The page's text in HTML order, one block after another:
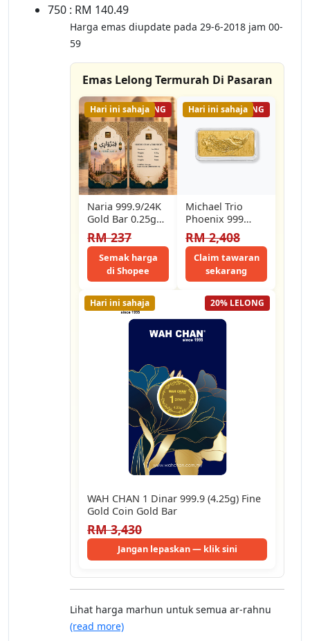
750 : RM 140.49
Harga emas diupdate pada 29-6-2018 jam 00-
59
Emas Lelong Termurah Di Pasaran
57% LELONG
Hari ini sahaja
Naria 999.9/24K
Gold Bar 0.25gm
Februari Jawi
Design Islamic
Calendar
Collection
Pelaburan…
RM 237
Semak harga
di Shopee
16% LELONG
Hari ini sahaja
Michael Trio
Phoenix 999
Pure Gold Bar
(2g)
RM 2,408
Claim tawaran
sekarang
20% LELONG
Hari ini sahaja
WAH CHAN 1 Dinar 999.9 (4.25g) Fine
Gold Coin Gold Bar
RM 3,430
Jangan lepaskan — klik sini
Lihat harga marhun untuk semua ar-rahnu
(read more)